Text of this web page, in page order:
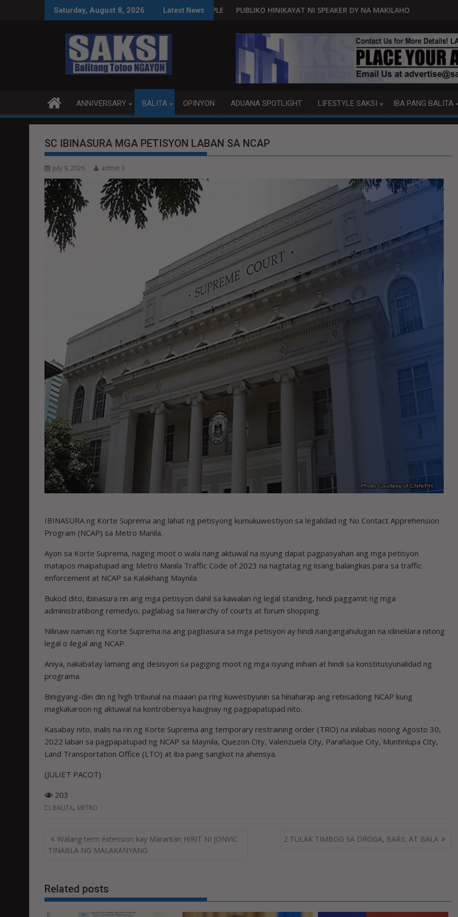
Saturday, August 8, 2026 Latest News
SA WPS O MAGBITIW
KONGRESO NA SUSPENDIHIN IMPLEMENTASYON NG RPVARAPUBLIKO HINIKAYAT NI SPEAKER DY NA MAKILAHOK SA PAGBUO NG MGA BATAS
MALACAÑANG PINAAARAL NA
ANNIVERSARY BALITA OPINYON ADUANA SPOTLIGHT LIFESTYLE SAKSI IBA PANG BALITA
SC IBINASURA MGA PETISYON LABAN SA NCAP
July 9, 2026 admin 3
IBINASURA ng Korte Suprema ang lahat ng petisyong kumukuwestiyon sa legalidad ng No Contact Apprehension
Program (NCAP) sa Metro Manila.
Ayon sa Korte Suprema, naging moot o wala nang aktuwal na isyung dapat pagpasyahan ang mga petisyon
matapos maipatupad ang Metro Manila Traffic Code of 2023 na nagtatag ng iisang balangkas para sa traffic
enforcement at NCAP sa Kalakhang Maynila.
Bukod dito, ibinasura rin ang mga petisyon dahil sa kawalan ng legal standing, hindi paggamit ng mga
administratibong remedyo, paglabag sa hierarchy of courts at forum shopping.
Nilinaw naman ng Korte Suprema na ang pagbasura sa mga petisyon ay hindi nangangahulugan na idineklara nitong
legal o ilegal ang NCAP.
Aniya, nakabatay lamang ang desisyon sa pagiging moot ng mga isyung inihain at hindi sa konstitusyunalidad ng
programa.
Binigyang-diin din ng high tribunal na maaari pa ring kuwestiyunin sa hinaharap ang rebisadong NCAP kung
magkakaroon ng aktuwal na kontrobersya kaugnay ng pagpapatupad nito.
Kasabay nito, inalis na rin ng Korte Suprema ang temporary restraining order (TRO) na inilabas noong Agosto 30,
2022 laban sa pagpapatupad ng NCAP sa Maynila, Quezon City, Valenzuela City, Parañaque City, Muntinlupa City,
Land Transportation Office (LTO) at iba pang sangkot na ahensya.
(JULIET PACOT)
203
BALITA, METRO
Post
navigation
Walang term extension kay Marantan HIRIT NI JONVIC
TINABLA NG MALAKANYANG
2 TULAK TIMBOG SA DROGA, BARIL AT BALA
Related posts